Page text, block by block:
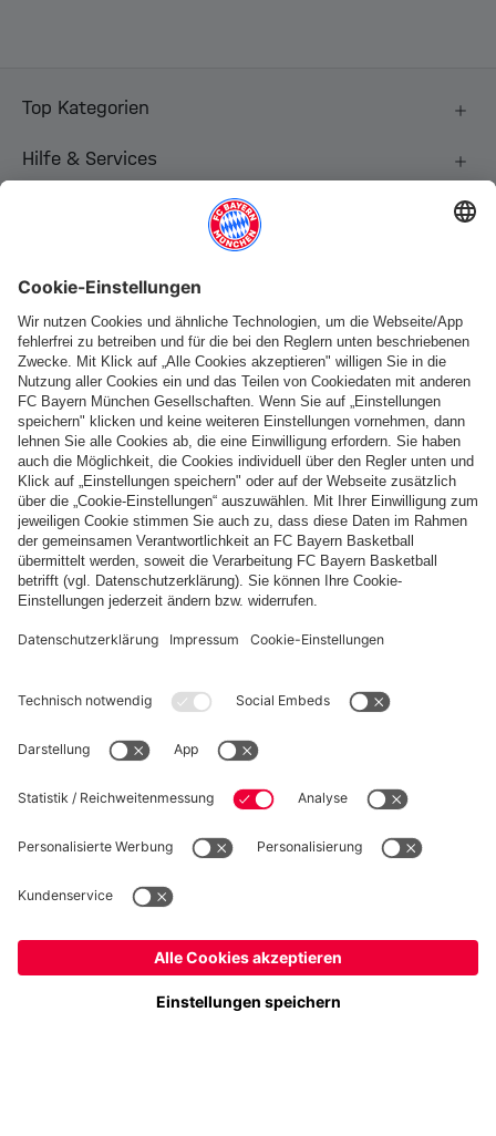
Top Kategorien
Hilfe & Services
Folge uns
Zahlung & Lieferung
FC Bayern Store App
WIDERRUF
Datenschutz
Cookie Details
Preise inklusive MwSt. und zzgl. Versandkosten
© FC Bayern München AG
FC Bayern München AG, Säbener Str. 51-57, 81547 München
Ja,Deutschland, um dorthin zu liefern!
Nein,Global, um dorthin zu liefern!